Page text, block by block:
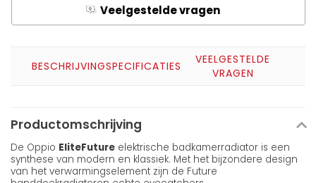
Q Veelgestelde vragen
BESCHRIJVINGSPECIFICATIES
VEELGESTELDE
VRAGEN
Productomschrijving
De Oppio EliteFuture elektrische badkamerradiator is een
synthese van modern en klassiek. Met het bijzondere design
van het verwarmingselement zijn de Future